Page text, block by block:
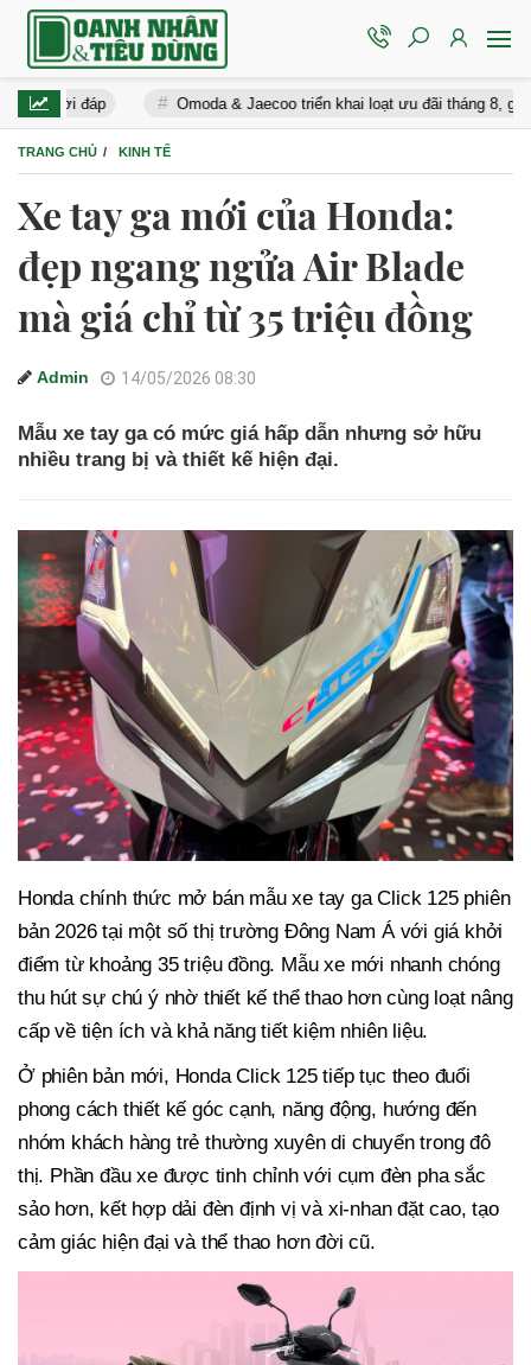
Omoda & Jaecoo triển khai loạt ưu đãi tháng 8, giá Omoda
TRANG CHỦ KINH TẾ
Xe tay ga mới của Honda:
đẹp ngang ngửa Air Blade
mà giá chỉ từ 35 triệu đồng
Admin 14/05/2026 08:30
Mẫu xe tay ga có mức giá hấp dẫn nhưng sở hữu
nhiều trang bị và thiết kế hiện đại.
Honda chính thức mở bán mẫu xe tay ga Click 125 phiên
bản 2026 tại một số thị trường Đông Nam Á với giá khởi
điểm từ khoảng 35 triệu đồng. Mẫu xe mới nhanh chóng
thu hút sự chú ý nhờ thiết kế thể thao hơn cùng loạt nâng
cấp về tiện ích và khả năng tiết kiệm nhiên liệu.
Ở phiên bản mới, Honda Click 125 tiếp tục theo đuổi
phong cách thiết kế góc cạnh, năng động, hướng đến
nhóm khách hàng trẻ thường xuyên di chuyển trong đô
thị. Phần đầu xe được tinh chỉnh với cụm đèn pha sắc
sảo hơn, kết hợp dải đèn định vị và xi-nhan đặt cao, tạo
cảm giác hiện đại và thể thao hơn đời cũ.